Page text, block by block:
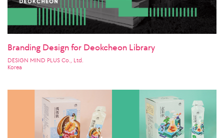
Branding Design for Deokcheon Library
DESIGN MIND PLUS Co., Ltd.
Korea